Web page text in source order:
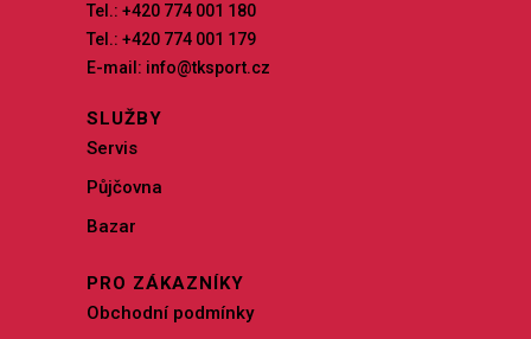
Tel.: +420 774 001 180
Tel.: +420 774 001 179
E-mail: info@tksport.cz
SLUŽBY
Servis
Půjčovna
Bazar
PRO ZÁKAZNÍKY
Obchodní podmínky